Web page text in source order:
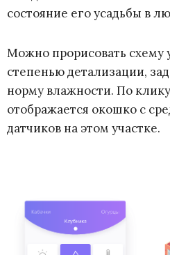
состояние его усадьбы в
Можно прорисовать схему
степенью детализации,
норму влажности. По
отображается окошко с
датчиков на этом участке.